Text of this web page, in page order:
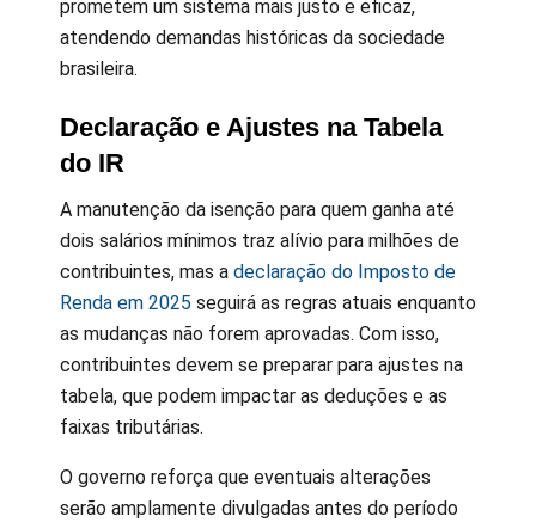
prometem um sistema mais justo e eficaz,
atendendo demandas históricas da sociedade
brasileira.
Declaração e Ajustes na Tabela
do IR
A manutenção da isenção para quem ganha até
dois salários mínimos traz alívio para milhões de
contribuintes, mas a declaração do Imposto de
Renda em 2025 seguirá as regras atuais enquanto
as mudanças não forem aprovadas. Com isso,
contribuintes devem se preparar para ajustes na
tabela, que podem impactar as deduções e as
faixas tributárias.
O governo reforça que eventuais alterações
serão amplamente divulgadas antes do período